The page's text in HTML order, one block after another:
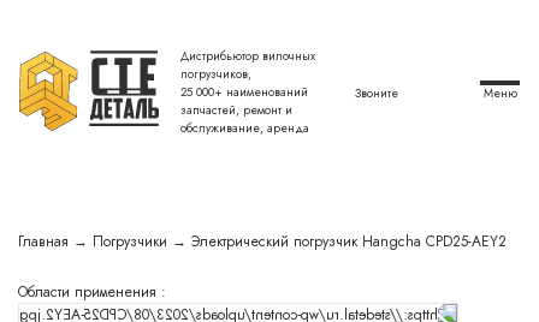
Дистрибьютор вилочных
погрузчиков,
25 000+ наименований
запчастей, ремонт и
обслуживание, аренда
Звоните
Главная → Погрузчики → Электрический погрузчик Hangcha CPD25-AEY2
Области применения :
погрузчику